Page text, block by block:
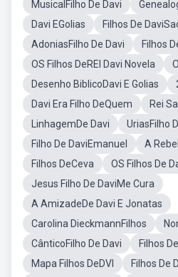
MusicalFilho De Davi
Davi EGolias
Filhos De
AdoniasFilho De Davi
Filhos
OS Filhos DeREI Davi Novela
Desenho BiblicoDavi E Golias
Davi Era Filho DeQuem
Rei
LinhagemDe Davi
UriasFilho
Filho De DaviEmanuel
A
Filhos DeCeva
OS Filhos De
Jesus Filho De DaviMe Cura
A AmizadeDe Davi E Jonatas
Carolina DieckmannFilhos
CânticoFilho De Davi
Filhos
Mapa Filhos DeDVI
Filhos De